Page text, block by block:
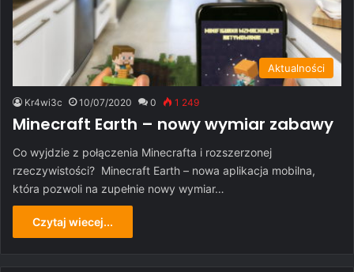
Aktualności
Kr4wi3c 10/07/2020 0 1 249
Minecraft Earth – nowy wymiar zabawy
Co wyjdzie z połączenia Minecrafta i rozszerzonej
rzeczywistości? Minecraft Earth – nowa aplikacja mobilna,
która pozwoli na zupełnie nowy wymiar…
Czytaj wiecej...